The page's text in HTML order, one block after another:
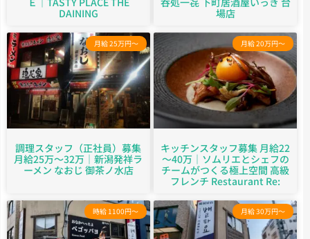
DAINING
場店
月給 25万円～
調理スタッフ（正社員）募集
月給25万～32万｜新潟発祥ラ
ーメン なおじ 御茶ノ水店
月給 20万円～
キッチンスタッフ募集 月給22
～40万｜ソムリエとシェフの
チームがつくる極上空間 高級
フレンチ Restaurant Re:
時給 1100円～ 月給 30万円～